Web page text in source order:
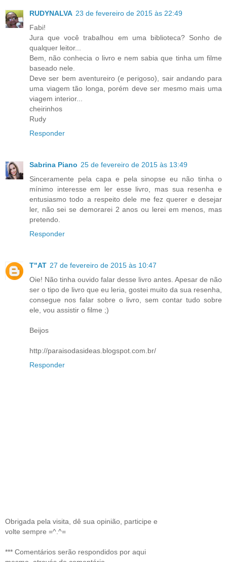
RUDYNALVA 23 de fevereiro de 2015 às 22:49
Fabi!
Jura que você trabalhou em uma biblioteca? Sonho de
qualquer leitor...
Bem, não conhecia o livro e nem sabia que tinha um filme
baseado nele.
Deve ser bem aventureiro (e perigoso), sair andando para
uma viagem tão longa, porém deve ser mesmo mais uma
viagem interior...
cheirinhos
Rudy
Responder
Sabrina Piano 25 de fevereiro de 2015 às 13:49
Sinceramente pela capa e pela sinopse eu não tinha o
mínimo interesse em ler esse livro, mas sua resenha e
entusiasmo todo a respeito dele me fez querer e desejar
ler, não sei se demorarei 2 anos ou lerei em menos, mas
pretendo.
Responder
T"AT 27 de fevereiro de 2015 às 10:47
Oie! Não tinha ouvido falar desse livro antes. Apesar de não
ser o tipo de livro que eu leria, gostei muito da sua resenha,
consegue nos falar sobre o livro, sem contar tudo sobre
ele, vou assistir o filme ;)
Beijos
http://paraisodasideas.blogspot.com.br/
Responder
Obrigada pela visita, dê sua opinião, participe e
volte sempre =^.^=
*** Comentários serão respondidos por aqui